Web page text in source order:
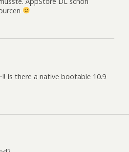
Is there a native bootable 10.9